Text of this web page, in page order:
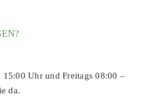
Uhr und Freitags 08:00 –
da.